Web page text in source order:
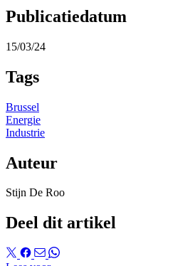
Publicatiedatum
15/03/24
Tags
Brussel
Energie
Industrie
Auteur
Stijn De Roo
Deel dit artikel